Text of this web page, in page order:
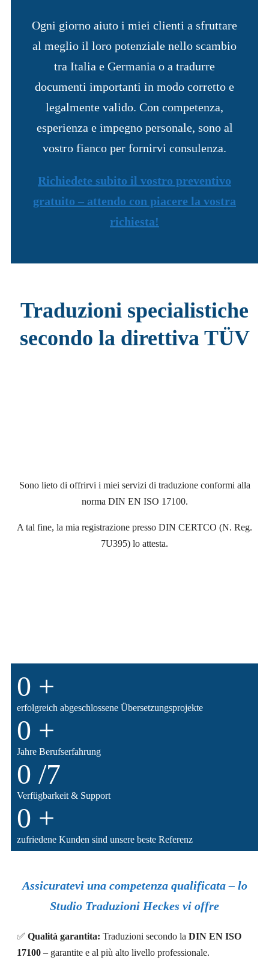
Ogni giorno aiuto i miei clienti a sfruttare
al meglio il loro potenziale nello scambio
tra Italia e Germania o a tradurre
documenti importanti in modo corretto e
legalmente valido. Con competenza,
esperienza e impegno personale, sono al
vostro fianco per fornirvi consulenza.
Richiedete subito il vostro preventivo
gratuito – attendo con piacere la vostra
richiesta!
Traduzioni specialistiche
secondo la direttiva TÜV
Sono lieto di offrirvi i miei servizi di traduzione conformi alla
norma DIN EN ISO 17100.
A tal fine, la mia registrazione presso DIN CERTCO (N. Reg.
7U395) lo attesta.
0 +
erfolgreich abgeschlossene Übersetzungsprojekte
0 +
Jahre Berufserfahrung
0 /7
Verfügbarkeit & Support
0 +
zufriedene Kunden sind unsere beste Referenz
Assicuratevi una competenza qualificata – lo
Studio Traduzioni Heckes vi offre
✅ Qualità garantita: Traduzioni secondo la DIN EN ISO
17100 – garantite e al più alto livello professionale.